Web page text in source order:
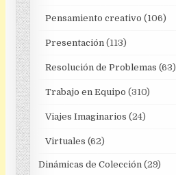
Pensamiento creativo (106)
Presentación(113)
Resolución de Problemas (63)
Trabajo en Equipo (310)
Viajes Imaginarios (24)
Virtuales (62)
Dinámicas de Colección(29)